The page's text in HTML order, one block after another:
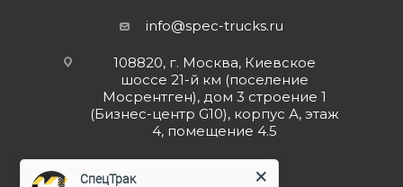
info@spec-trucks.ru
108820, г. Москва, Киевское
шоссе 21-й км (поселение
Мосрентген), дом 3 строение 1
(Бизнес-центр G10), корпус А, этаж
4, помещение 4.5
Заказать звонок
СпецТрак